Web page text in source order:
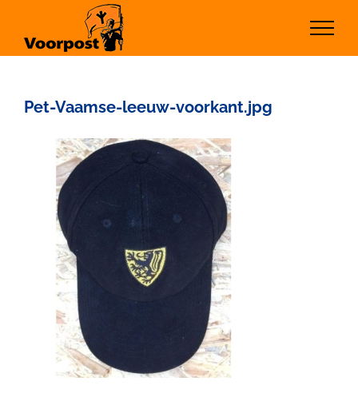
inhoud
Pet-Vaamse-leeuw-voorkant.jpg